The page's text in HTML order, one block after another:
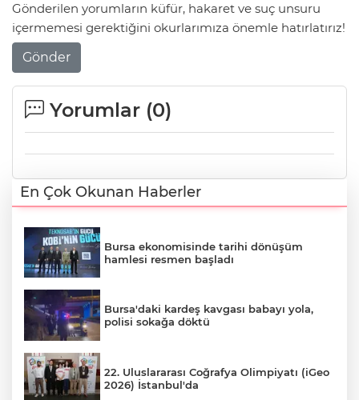
Gönderilen yorumların küfür, hakaret ve suç unsuru
içermemesi gerektiğini okurlarımıza önemle hatırlatırız!
Gönder
Yorumlar (0)
En Çok Okunan Haberler
Bursa ekonomisinde tarihi dönüşüm
hamlesi resmen başladı
Bursa'daki kardeş kavgası babayı yola,
polisi sokağa döktü
22. Uluslararası Coğrafya Olimpiyatı (iGeo
2026) İstanbul'da